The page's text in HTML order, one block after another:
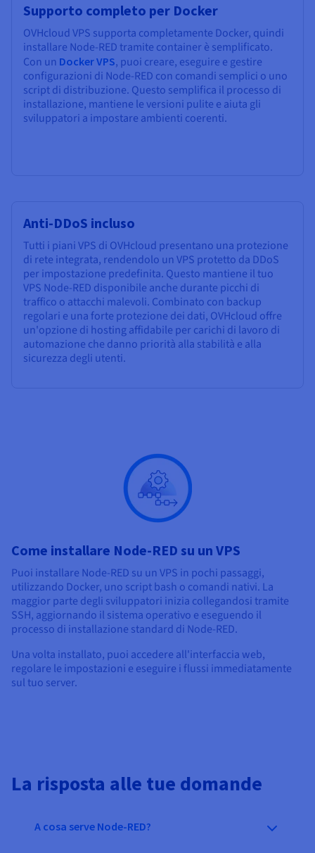
Supporto completo per Docker
OVHcloud VPS supporta completamente Docker, quindi
installare Node-RED tramite container è semplificato.
Con un Docker VPS, puoi creare, eseguire e gestire
configurazioni di Node-RED con comandi semplici o uno
script di distribuzione. Questo semplifica il processo di
installazione, mantiene le versioni pulite e aiuta gli
sviluppatori a impostare ambienti coerenti.
Anti-DDoS incluso
Tutti i piani VPS di OVHcloud presentano una protezione
di rete integrata, rendendolo un VPS protetto da DDoS
per impostazione predefinita. Questo mantiene il tuo
VPS Node-RED disponibile anche durante picchi di
traffico o attacchi malevoli. Combinato con backup
regolari e una forte protezione dei dati, OVHcloud offre
un'opzione di hosting affidabile per carichi di lavoro di
automazione che danno priorità alla stabilità e alla
sicurezza degli utenti.
Come installare Node-RED su un VPS
Puoi installare Node-RED su un VPS in pochi passaggi,
utilizzando Docker, uno script bash o comandi nativi. La
maggior parte degli sviluppatori inizia collegandosi tramite
SSH, aggiornando il sistema operativo e eseguendo il
processo di installazione standard di Node-RED.
Una volta installato, puoi accedere all'interfaccia web,
regolare le impostazioni e eseguire i flussi immediatamente
sul tuo server.
La risposta alle tue domande
A cosa serve Node-RED?